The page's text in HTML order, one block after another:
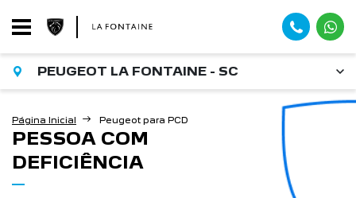
PEUGEOT LA FONTAINE - SC
Página Inicial Peugeot para PCD
PESSOA COM
DEFICIÊNCIA